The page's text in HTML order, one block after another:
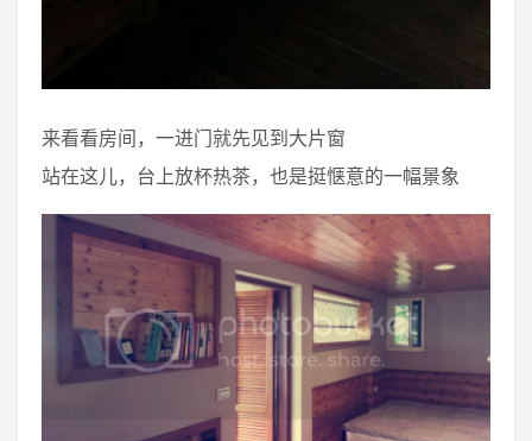
来看看房间，一进门就先见到大片窗
站在这儿，台上放杯热茶，也是挺惬意的一幅景象